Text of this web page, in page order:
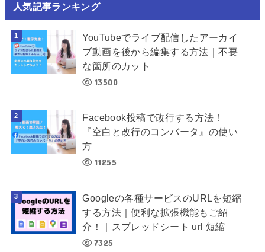
人気記事ランキング
YouTubeでライブ配信したアーカイ
ブ動画を後から編集する方法｜不要
な箇所のカット
13500
Facebook投稿で改行する方法！
『空白と改行のコンバータ』の使い
方
11255
Googleの各種サービスのURLを短縮
する方法｜便利な拡張機能もご紹
介！｜スプレッドシート url 短縮
7325